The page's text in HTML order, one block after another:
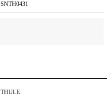
SNTH0431
THULE